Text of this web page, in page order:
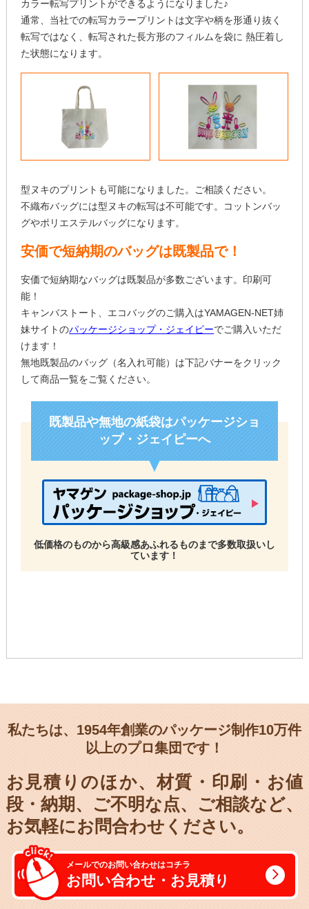
カラー転写プリントができるようになりました♪
通常、当社での転写カラープリントは文字や柄を形通り抜く
転写ではなく、転写された長方形のフィルムを袋に 熱圧着し
た状態になります。
型ヌキのプリントも可能になりました。ご相談ください。
不織布バッグには型ヌキの転写は不可能です。コットンバッ
グやポリエステルバッグになります。
安価で短納期のバッグは既製品で！
安価で短納期なバッグは既製品が多数ございます。印刷可
能！
キャンバストート、エコバッグのご購入はYAMAGEN-NET姉
妹サイトのパッケージショップ・ジェイピーでご購入いただ
けます！
無地既製品のバッグ（名入れ可能）は下記バナーをクリック
して商品一覧をご覧ください。
既製品や無地の紙袋はパッケージショ
ップ・ジェイピーへ
低価格のものから高級感あふれるものまで多数取扱いし
ています！
私たちは、1954年創業のパッケージ制作10万件
以上のプロ集団です！
お見積りのほか、材質・印刷・お値
段・納期、
ご不明な点、ご相談など、
お気軽にお問合わせください。
メールでのお問い合わせはコチラ
お問い合わせ・お見積り